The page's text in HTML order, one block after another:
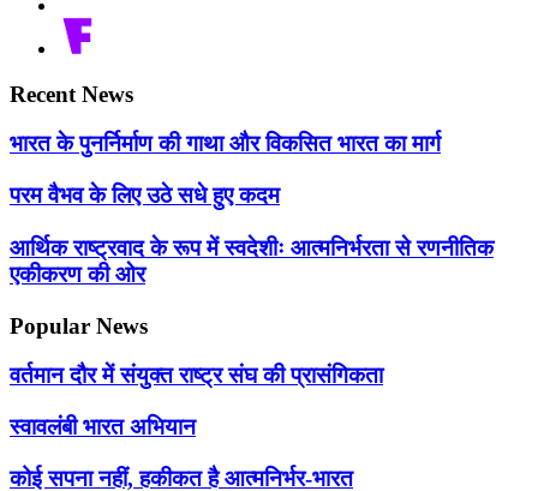
Recent News
भारत के पुनर्निर्माण की गाथा और विकसित भारत का मार्ग
परम वैभव के लिए उठे सधे हुए कदम
आर्थिक राष्ट्रवाद के रूप में स्वदेशीः आत्मनिर्भरता से रणनीतिक
एकीकरण की ओर
Popular News
वर्तमान दौर में संयुक्त राष्ट्र संघ की प्रासंगिकता
स्वावलंबी भारत अभियान
कोई सपना नहीं, हकीकत है आत्मनिर्भर-भारत